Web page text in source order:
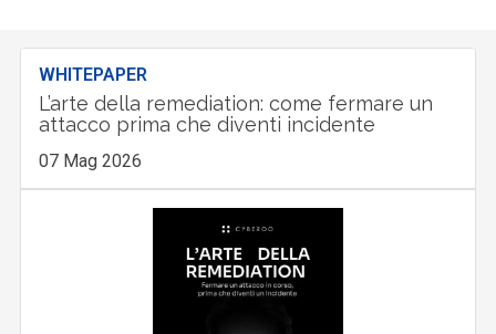
WHITEPAPER
L’arte della remediation: come fermare un
attacco prima che diventi incidente
07 Mag 2026